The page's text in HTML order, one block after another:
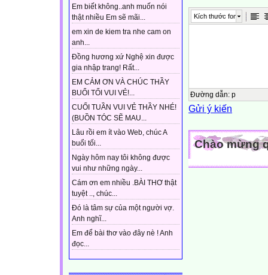
Em biết không..anh muốn nói
thật nhiều Em sẽ mãi...
em xin de kiem tra nhe cam on
anh...
Đồng hương xứ Nghệ xin được
gia nhập trang! Rất...
EM CẢM ƠN VÀ CHÚC THẦY
BUỔI TỐI VUI VẺ!...
CUỐI TUẦN VUI VẺ THẦY NHÉ!
(BUỒN TÓC SẼ MAU...
Lâu rồi em ít vào Web, chúc A
buổi tối...
Ngày hôm nay tôi không được
vui như những ngày...
Cám ơn em nhiều .BÀI THƠ thật
tuyệt .., chúc...
Đó là tâm sự của một người vợ.
Anh nghĩ...
Em để bài thơ vào đây nè ! Anh
đọc...
Bác kia chăn
Buộc đi cho
Xếp thành hàng
Vịt bao
Bài giải:
Dựa vào các dự
Kích thước font
Đường dẫn: p
Gửi ý kiến
Chào mừng